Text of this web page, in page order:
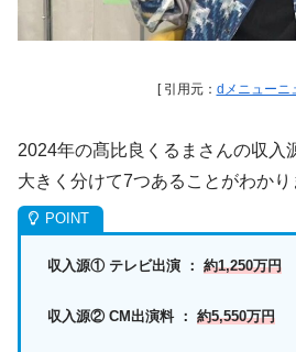
[ 引用元： dメニューニ
2024年の髙比良くるまさんの収入
大きく分けて7つあることがわかり
収入源① テレビ出演 ： 約1,250万円
収入源② CM出演料 ： 約5,550万円